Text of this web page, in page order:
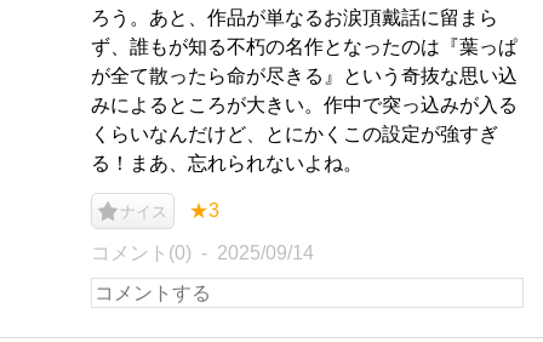
ろう。あと、作品が単なるお涙頂戴話に留まら
ず、誰もが知る不朽の名作となったのは『葉っぱ
が全て散ったら命が尽きる』という奇抜な思い込
みによるところが大きい。作中で突っ込みが入る
くらいなんだけど、とにかくこの設定が強すぎ
る！まあ、忘れられないよね。
ナイス ★3
コメント(0) 2025/09/14